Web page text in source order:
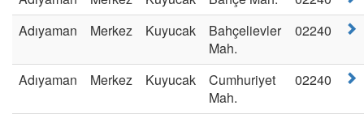
Adıyaman
Merkez Kuyucak
Bahçelievler
Mah.
02240
Adıyaman Merkez Kuyucak
Cumhuriyet
Mah.
02240